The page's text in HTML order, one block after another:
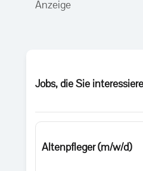
Anzeige
Jobs, die Sie
Altenpfleger (m/w/d)